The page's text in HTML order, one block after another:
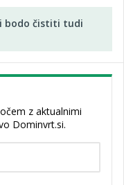
bodo čistiti tudi
z aktualnimi
Dominvrt.si.